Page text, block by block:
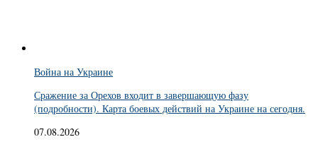
Война на Украине
Сражение за Орехов входит в завершающую фазу
(подробности). Карта боевых действий на Украине на сегодня.
07.08.2026